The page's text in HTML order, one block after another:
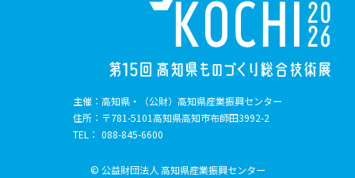
主催： 高知県・（公財）高知県産業振興センター
住所： 〒781-5101高知県高知市布師田3992-2
TEL： 088-845-6600
© 公益財団法人 高知県産業振興センター